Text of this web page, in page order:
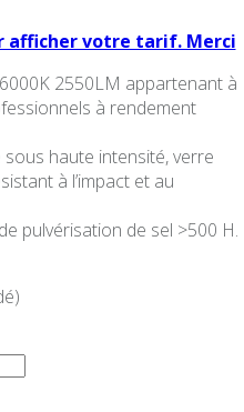
afficher votre tarif. Merci
2550LM appartenant à
à rendement
haute intensité, verre
à l’impact et au
pulvérisation de sel >500 H.